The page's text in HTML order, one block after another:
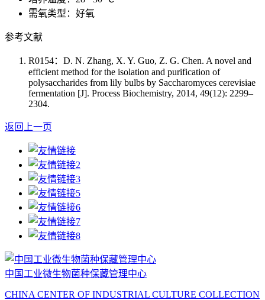
需氧类型：好氧
参考文献
R0154：D. N. Zhang, X. Y. Guo, Z. G. Chen. A novel and
efficient method for the isolation and purification of
polysaccharides from lily bulbs by Saccharomyces cerevisiae
fermentation [J]. Process Biochemistry, 2014, 49(12): 2299–
2304.
返回上一页
中国工业微生物菌种保藏管理中心
CHINA CENTER OF INDUSTRIAL CULTURE COLLECTION